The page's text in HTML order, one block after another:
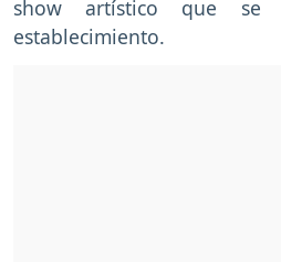
show artístico que se
establecimiento.